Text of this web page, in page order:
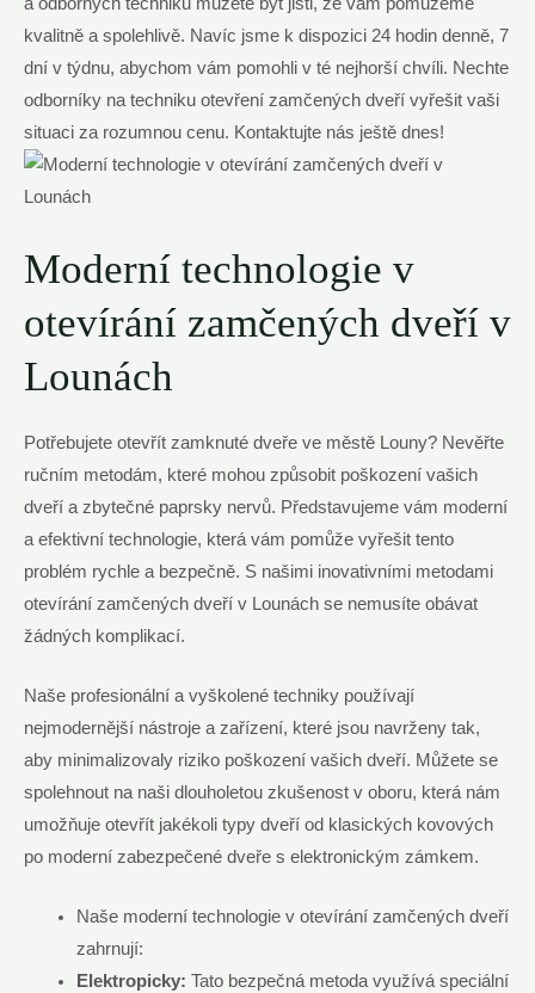
a odborných techniků můžete být jisti, že vám pomůžeme
kvalitně a spolehlivě. Navíc jsme k dispozici 24 hodin denně, 7
dní v týdnu, abychom vám pomohli v té nejhorší chvíli. Nechte
odborníky na techniku otevření zamčených dveří vyřešit vaši
situaci za rozumnou cenu. Kontaktujte nás ještě dnes!
Moderní technologie v
otevírání zamčených dveří v
Lounách
Potřebujete otevřít zamknuté dveře ve městě Louny? Nevěřte
ručním metodám, které mohou způsobit poškození vašich
dveří a zbytečné paprsky nervů. Představujeme vám moderní
a efektivní technologie, která vám pomůže vyřešit tento
problém rychle a bezpečně. S našimi inovativními metodami
otevírání zamčených dveří v Lounách se nemusíte obávat
žádných komplikací.
Naše profesionální a vyškolené techniky používají
nejmodernější nástroje a zařízení, které jsou navrženy tak,
aby minimalizovaly riziko poškození vašich dveří. Můžete se
spolehnout na naši dlouholetou zkušenost v oboru, která nám
umožňuje otevřít jakékoli typy dveří od klasických kovových
po moderní zabezpečené dveře s elektronickým zámkem.
Naše moderní technologie v otevírání zamčených dveří
zahrnují:
Elektropicky: Tato bezpečná metoda využívá speciální